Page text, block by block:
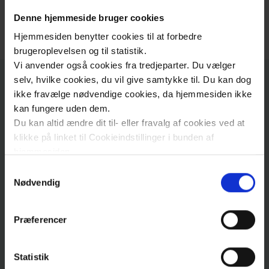
Denne hjemmeside bruger cookies
Hjemmesiden benytter cookies til at forbedre
brugeroplevelsen og til statistik.
Vi anvender også cookies fra tredjeparter. Du vælger
selv, hvilke cookies, du vil give samtykke til. Du kan dog
ikke fravælge nødvendige cookies, da hjemmesiden ikke
kan fungere uden dem.
Du kan altid ændre dit til- eller fravalg af cookies ved at
klikke på linket til Cookieindstillinger i bunden af
Læs mere om brugen af cookies på vores hjemmeside
Læs mere om vores behandling af personoplysninger
her.
Nødvendig
Præferencer
Statistik
Faxe
Adresse
Sundhedscenter Faxe
Præstøvej